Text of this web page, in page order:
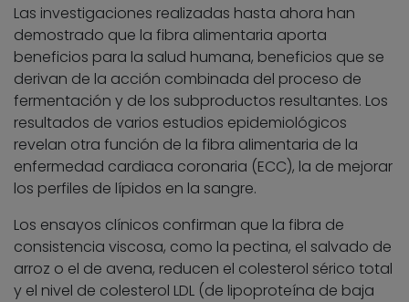
Las investigaciones realizadas hasta ahora han
demostrado que la fibra alimentaria aporta
beneficios para la salud humana, beneficios que se
derivan de la acción combinada del proceso de
fermentación y de los subproductos resultantes. Los
resultados de varios estudios epidemiológicos
revelan otra función de la fibra alimentaria de la
enfermedad cardiaca coronaria (ECC), la de mejorar
los perfiles de lípidos en la sangre.
Los ensayos clínicos confirman que la fibra de
consistencia viscosa, como la pectina, el salvado de
arroz o el de avena, reducen el colesterol sérico total
y el nivel de colesterol LDL (de lipoproteína de baja